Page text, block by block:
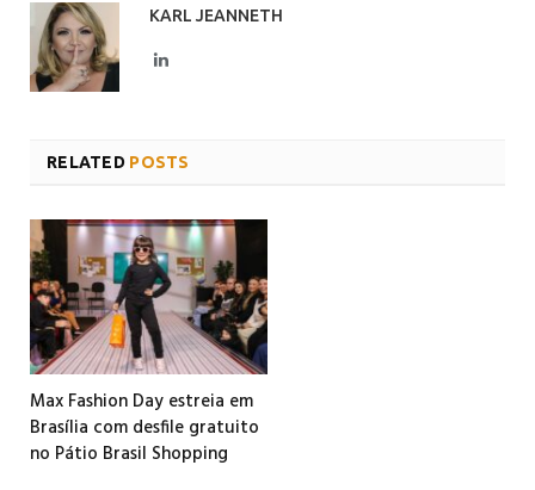
KARL JEANNETH
LinkedIn
RELATED POSTS
Max Fashion Day estreia em
Brasília com desfile gratuito
no Pátio Brasil Shopping